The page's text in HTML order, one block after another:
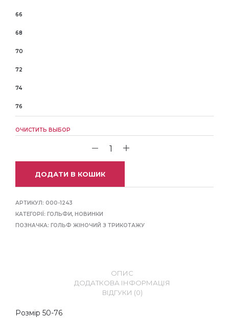
66
68
70
72
74
76
ОЧИСТИТЬ ВЫБОР
ДОДАТИ В КОШИК
АРТИКУЛ: 000-1243
КАТЕГОРІЇ: ГОЛЬФИ, НОВИНКИ
ПОЗНАЧКА: ГОЛЬФ ЖІНОЧИЙ З ТРИКОТАЖУ
ОПИС
ДОДАТКОВА ІНФОРМАЦІЯ
ВІДГУКИ (0)
Розмір 50-76